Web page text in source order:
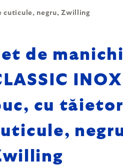
cuticule, negru, Zwilling
de
cu